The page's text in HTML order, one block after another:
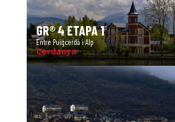
GR® 4 ETAPA 1
Entre Puigcerdà i Alp
Cerdanya